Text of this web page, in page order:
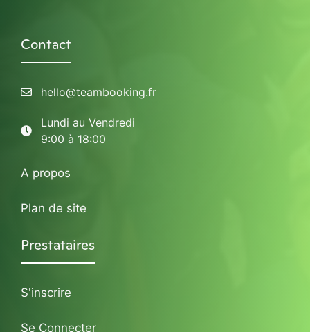
Contact
hello@teambooking.fr
Lundi au Vendredi
9:00 à 18:00
A propos
Plan de site
Prestataires
S'inscrire
Se Connecter